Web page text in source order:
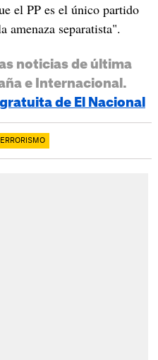
el PP es el único partido
amenaza separatista".
noticias de última
e Internacional.
de El Nacional